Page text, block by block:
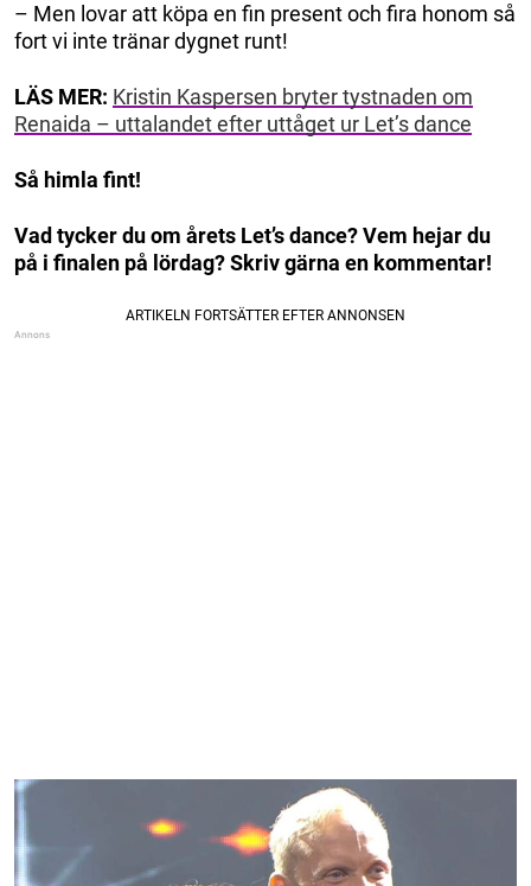
– Men lovar att köpa en fin present och fira honom så
fort vi inte tränar dygnet runt!
LÄS MER: Kristin Kaspersen bryter tystnaden om
Renaida – uttalandet efter uttåget ur Let’s dance
Så himla fint!
Vad tycker du om årets Let’s dance? Vem hejar du
på i finalen på lördag? Skriv gärna en kommentar!